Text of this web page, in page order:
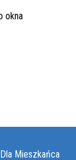
Dla Mieszkańca